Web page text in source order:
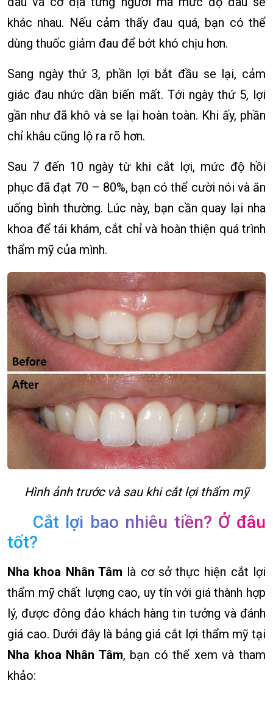
khác nhau. Nếu cảm thấy đau quá, bạn có thể
dùng thuốc giảm đau để bớt khó chịu hơn.
Sang ngày thứ 3, phần lợi bắt đầu se lại, cảm
giác đau nhức dần biến mất. Tới ngày thứ 5, lợi
gần như đã khô và se lại hoàn toàn. Khi ấy, phần
chỉ khâu cũng lộ ra rõ hơn.
Sau 7 đến 10 ngày từ khi cắt lợi, mức độ hồi
phục đã đạt 70 – 80%, bạn có thể cười nói và ăn
uống bình thường. Lúc này, bạn cần quay lại nha
khoa để tái khám, cắt chỉ và hoàn thiện quá trình
thẩm mỹ của mình.
Hình ảnh trước và sau khi cắt lợi thẩm mỹ
Cắt lợi bao nhiêu tiền? Ở đâu
tốt?
Nha khoa Nhân Tâm là cơ sở thực hiện cắt lợi
thẩm mỹ chất lượng cao, uy tín với giá thành hợp
lý, được đông đảo khách hàng tin tưởng và đánh
giá cao. Dưới đây là bảng giá cắt lợi thẩm mỹ tại
Nha khoa Nhân Tâm, bạn có thể xem và tham
khảo: